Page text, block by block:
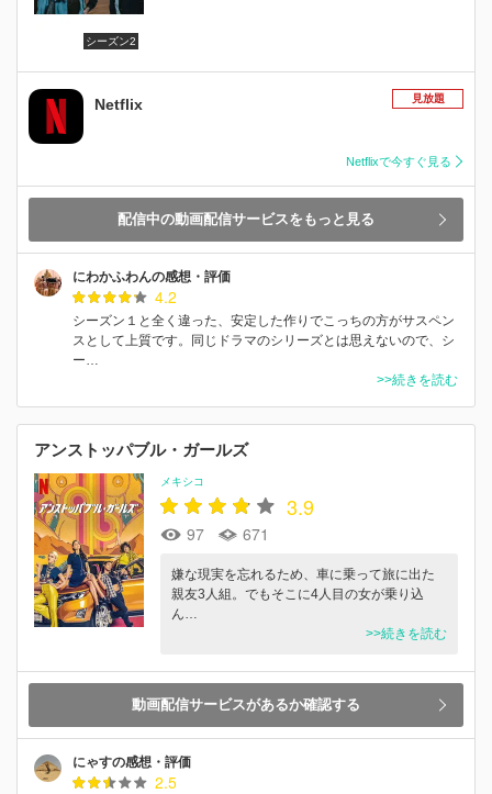
シーズン2
Netflix 見放題
Netflixで今すぐ見る
配信中の動画配信サービスをもっと見る
にわかふわんの感想・評価
4.2
シーズン１と全く違った、安定した作りでこっちの方がサスペン
スとして上質です。同じドラマのシリーズとは思えないので、シ
ー…
>>続きを読む
アンストッパブル・ガールズ
メキシコ
3.9
97 671
嫌な現実を忘れるため、車に乗って旅に出た
親友3人組。でもそこに4人目の女が乗り込
ん…
>>続きを読む
動画配信サービスがあるか確認する
にゃすの感想・評価
2.5